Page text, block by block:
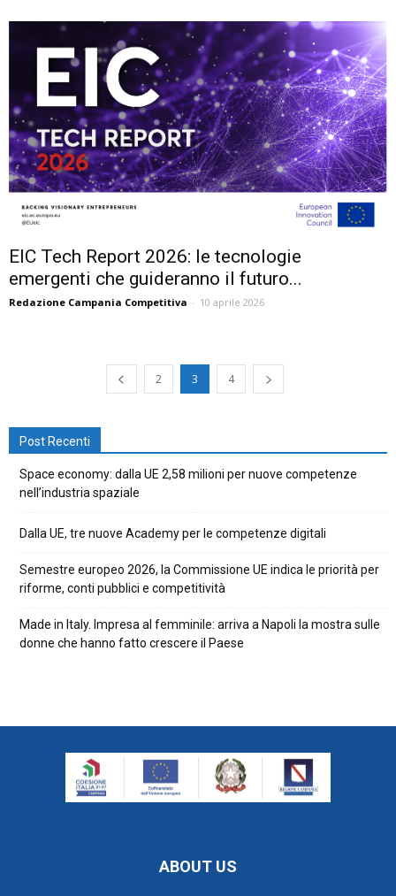
EIC Tech Report 2026: le tecnologie
emergenti che guideranno il futuro...
Redazione Campania Competitiva - 10 aprile 2026
2 3 4
Post Recenti
Space economy: dalla UE 2,58 milioni per nuove competenze
nell’industria spaziale
Dalla UE, tre nuove Academy per le competenze digitali
Semestre europeo 2026, la Commissione UE indica le priorità per
riforme, conti pubblici e competitività
Made in Italy. Impresa al femminile: arriva a Napoli la mostra sulle
donne che hanno fatto crescere il Paese
ABOUT US